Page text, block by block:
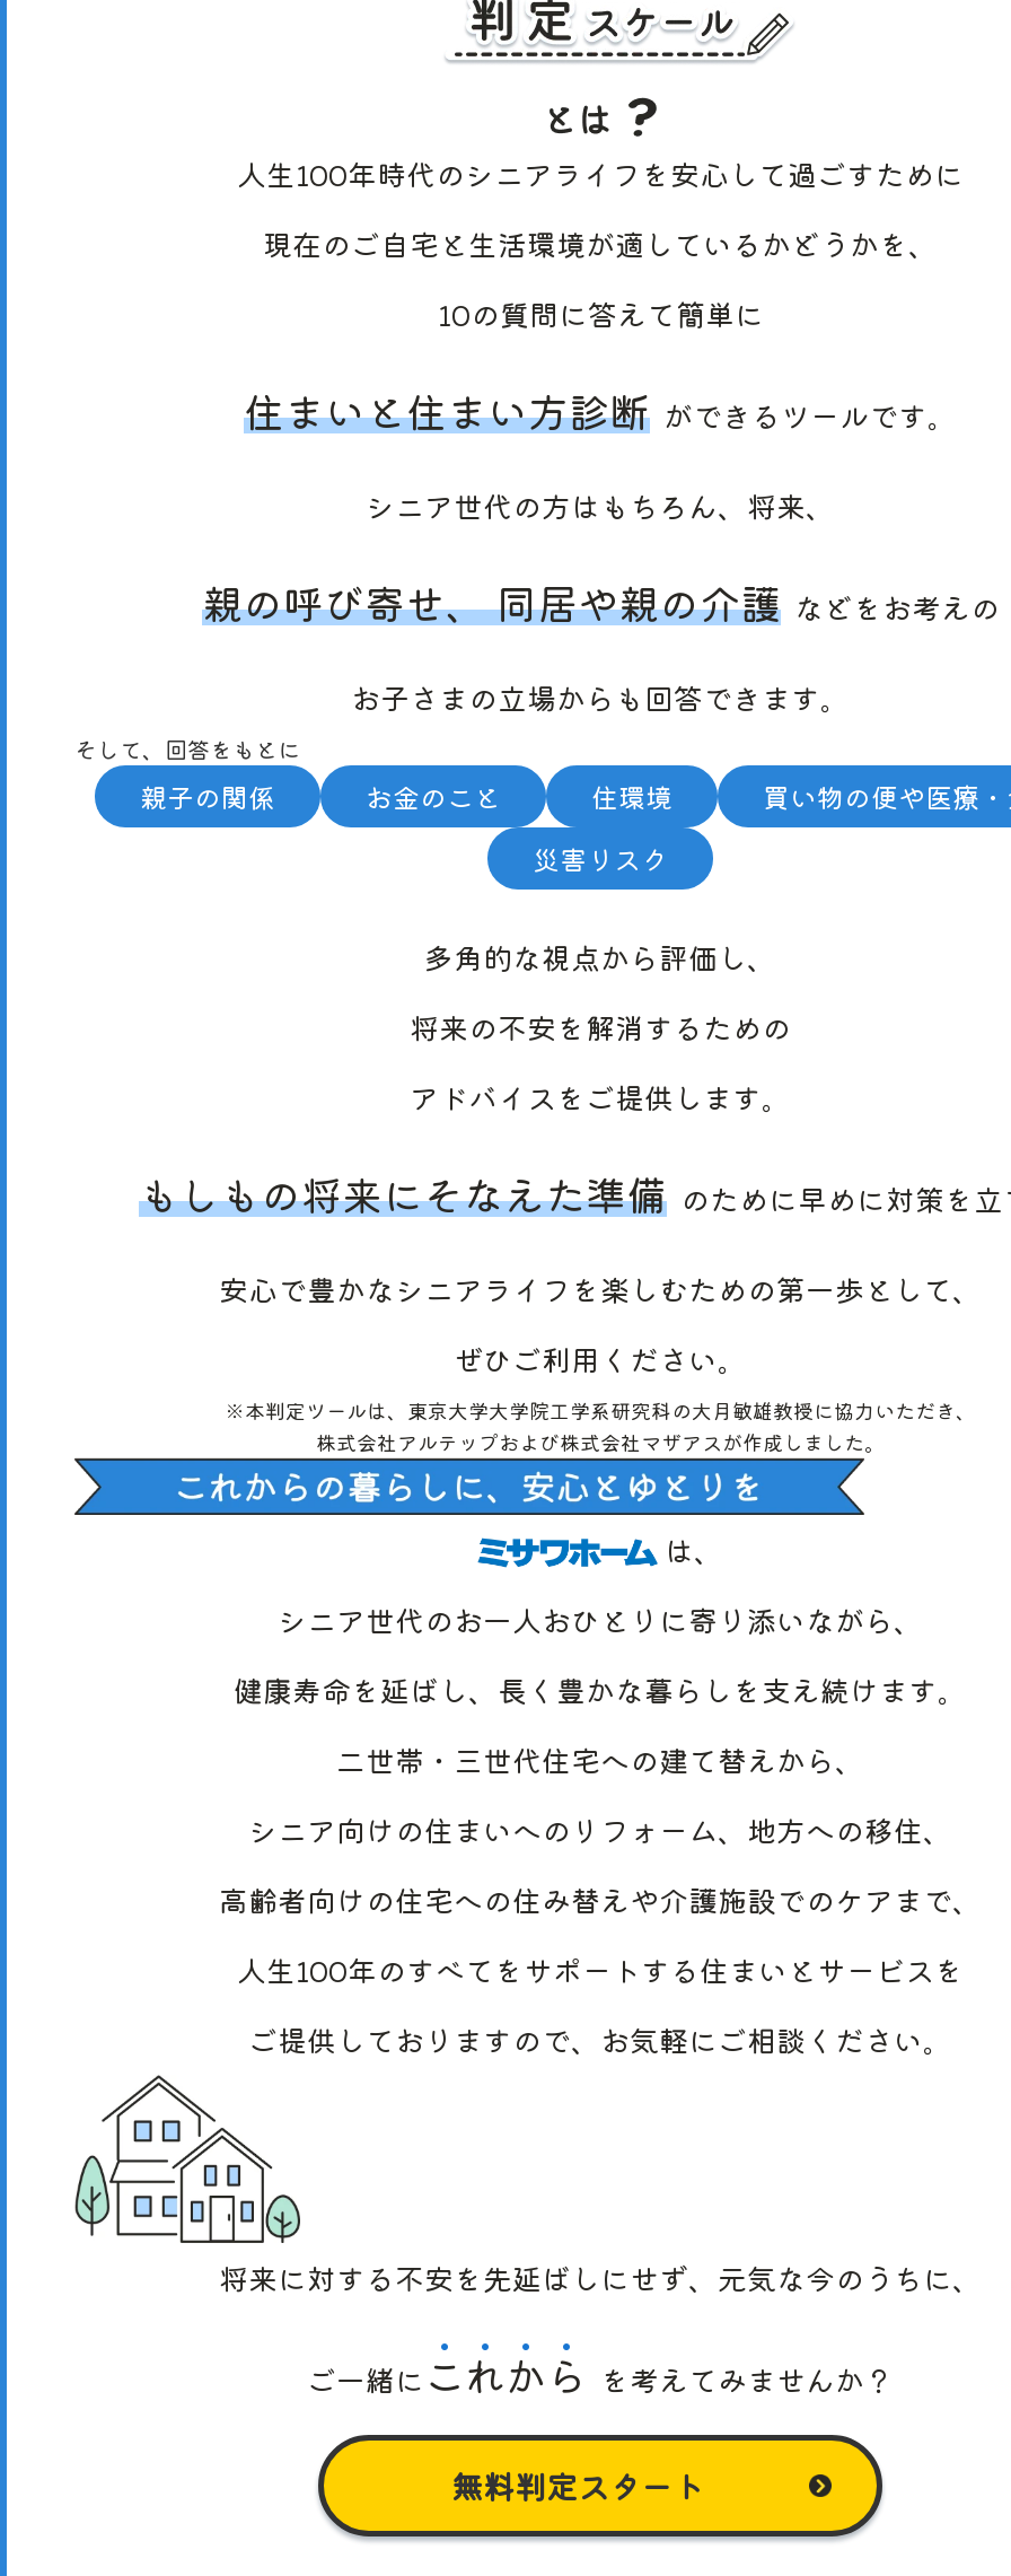
人生100年時代のシニアライフを 安心して過ごすために
現在のご自宅と生活環境が適しているかどうかを、
10の質問に答えて簡単に
住まいと住まい方診断 ができる ツールです。
シニア世代の方は もちろん、 将来、
親の呼び寄せ、同居や親の介護 などを お考えの
お子さまの立場からも 回答できます。
そして、 回答を もとに
親子の関係 お金のこと 住環境 買い物の便や医療
災害 リスク
多角的な視点から評価し、
将来の不安を 解消するための
アドバイスを ご提供します。
もしもの将来にそなえた準備 のために早めに対策を
安心で豊かなシニアライフを 楽しむための第一歩として、
ぜひご利用ください。
※本判定ツールは、 東京大学大学院工学系研究科の大月敏雄教授に協力いただき、
株式会社アルテップおよび株式会社マザアスが作成しました。
は、
シニア世代のお一人おひとりに寄り添いながら、
健康寿命を延ばし、 長く 豊かな暮らしを 支え続けます。
二世帯・三世代住宅への建て替えから、
シニア向けの住まいへの リフォーム、 地方への移住、
高齢者向けの住宅への住み替えや介護施設でのケアまで、
人生100年のすべてを サポートする住まいとサービスを
ご提供しておりますので、 お気軽にご相談ください。
将来に対する不安を 先延ばしにせず、 元気な今のうちに、
ご一緒に これか ら を 考えてみませんか？
無料判定スタート